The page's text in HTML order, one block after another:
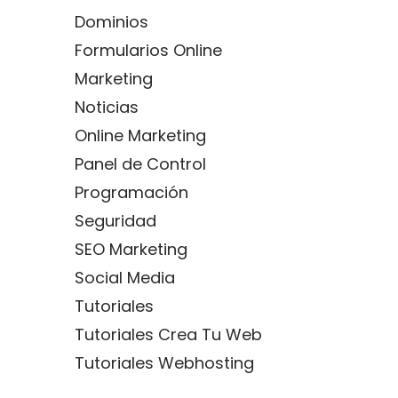
Dominios
Formularios Online
Marketing
Noticias
Online Marketing
Panel de Control
Programación
Seguridad
SEO Marketing
Social Media
Tutoriales
Tutoriales Crea Tu Web
Tutoriales Webhosting